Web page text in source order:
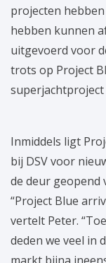
projecten
hebben kunnen
uitgevoerd voor
trots op Project
superjachtproject
Inmiddels ligt
bij DSV voor
de deur geopend
“Project Blue
vertelt Peter.
deden we veel in